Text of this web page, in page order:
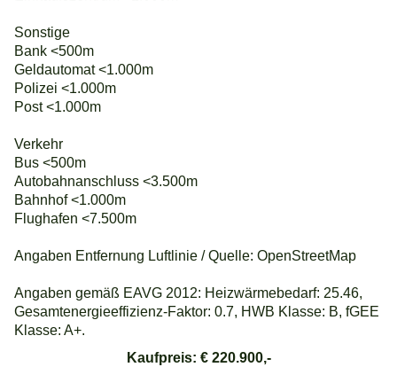
Sonstige
Bank <500m
Geldautomat <1.000m
Polizei <1.000m
Post <1.000m
Verkehr
Bus <500m
Autobahnanschluss <3.500m
Bahnhof <1.000m
Flughafen <7.500m
Angaben Entfernung Luftlinie / Quelle: OpenStreetMap
Angaben gemäß EAVG 2012: Heizwärmebedarf: 25.46,
Gesamtenergieeffizienz-Faktor: 0.7, HWB Klasse: B, fGEE
Klasse: A+.
Kaufpreis: € 220.900,-